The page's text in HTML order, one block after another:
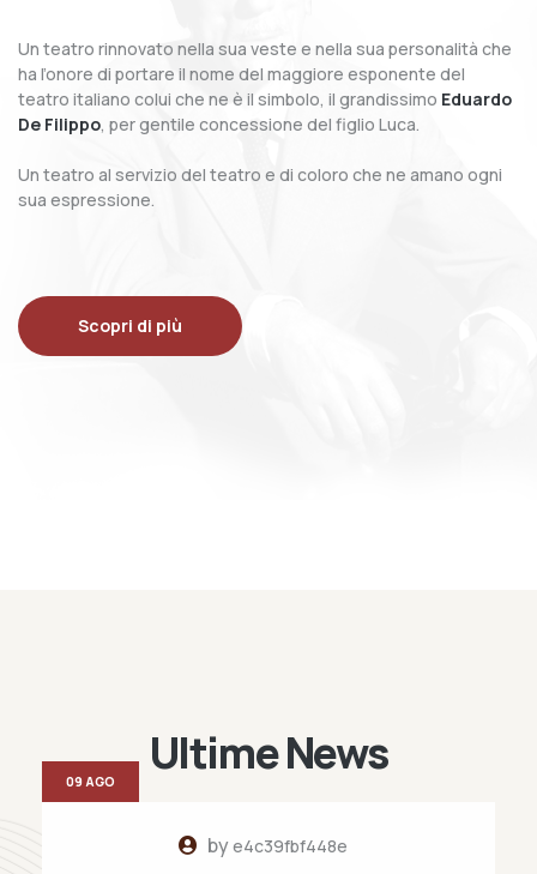
Un teatro rinnovato nella sua veste e nella sua personalità che
ha l’onore di portare il nome del maggiore esponente del
teatro italiano colui che ne è il simbolo, il grandissimo Eduardo
De Filippo, per gentile concessione del figlio Luca.
Un teatro al servizio del teatro e di coloro che ne amano ogni
sua espressione.
Scopri di più
Ultime News
bye4c39fbf448e
09 AGO